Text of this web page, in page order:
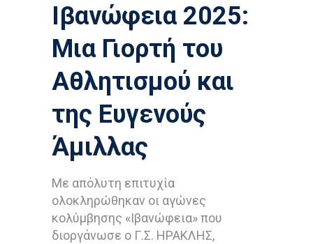
Ιβανώφεια 2025:
Μια Γιορτή του
Αθλητισμού και
της Ευγενούς
Άμιλλας
Με απόλυτη επιτυχία
ολοκληρώθηκαν οι αγώνες
κολύμβησης «Ιβανώφεια» που
διοργάνωσε ο Γ.Σ. ΗΡΑΚΛΗΣ,